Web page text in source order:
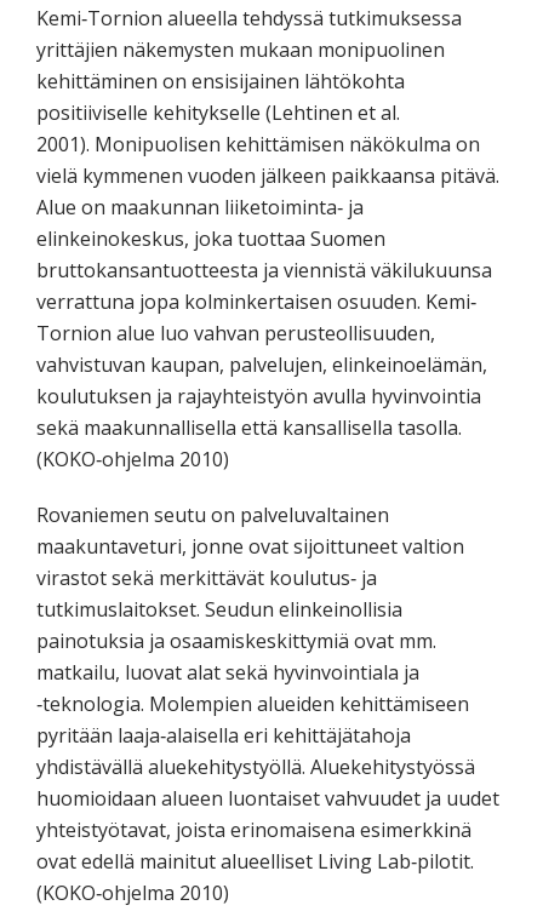
Kemi‐Tornion alueella tehdyssä tutkimuksessa
yrittäjien näkemysten mukaan monipuolinen
kehittäminen on ensisijainen lähtökohta
positiiviselle kehitykselle (Lehtinen et al.
2001). Monipuolisen kehittämisen näkökulma on
vielä kymmenen vuoden jälkeen paikkaansa pitävä.
Alue on maakunnan liiketoiminta‐ ja
elinkeinokeskus, joka tuottaa Suomen
bruttokansantuotteesta ja viennistä väkilukuunsa
verrattuna jopa kolminkertaisen osuuden. Kemi‐
Tornion alue luo vahvan perusteollisuuden,
vahvistuvan kaupan, palvelujen, elinkeinoelämän,
koulutuksen ja rajayhteistyön avulla hyvinvointia
sekä maakunnallisella että kansallisella tasolla.
(KOKO‐ohjelma 2010)
Rovaniemen seutu on palveluvaltainen
maakuntaveturi, jonne ovat sijoittuneet valtion
virastot sekä merkittävät koulutus‐ ja
tutkimuslaitokset. Seudun elinkeinollisia
painotuksia ja osaamiskeskittymiä ovat mm.
matkailu, luovat alat sekä hyvinvointiala ja
‐teknologia. Molempien alueiden kehittämiseen
pyritään laaja‐alaisella eri kehittäjätahoja
yhdistävällä aluekehitystyöllä. Aluekehitystyössä
huomioidaan alueen luontaiset vahvuudet ja uudet
yhteistyötavat, joista erinomaisena esimerkkinä
ovat edellä mainitut alueelliset Living Lab‐pilotit.
(KOKO‐ohjelma 2010)